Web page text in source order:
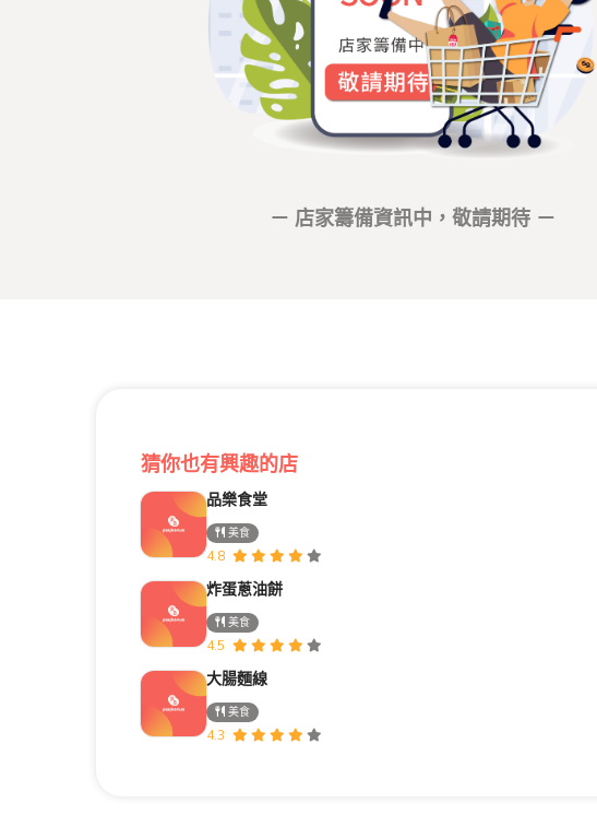
－ 店家籌備資訊中，敬請期待 －
猜你也有興趣的店
品樂食堂
美食
4.8
炸蛋蔥油餅
美食
4.5
大腸麵線
美食
4.3